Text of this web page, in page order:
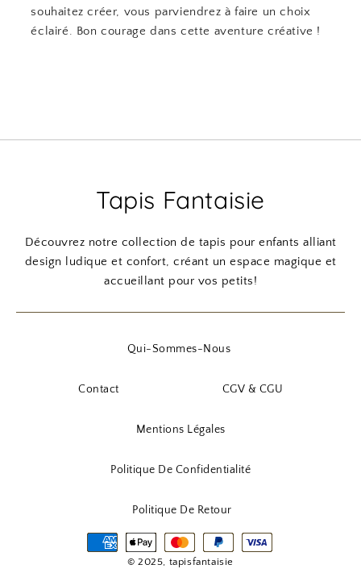
souhaitez créer, vous parviendrez à faire un choix
éclairé. Bon courage dans cette aventure créative !
Tapis Fantaisie
Découvrez notre collection de tapis pour enfants alliant
design ludique et confort, créant un espace magique et
accueillant pour vos petits!
Qui-Sommes-Nous
Contact CGV & CGU
Mentions Légales
Politique De Confidentialité
Politique De Retour
© 2025, tapisfantaisie